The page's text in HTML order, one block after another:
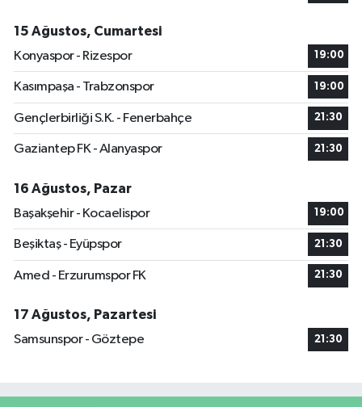
15 Ağustos, Cumartesi
Konyaspor - Rizespor
19:00
Kasımpaşa - Trabzonspor 19:00
Gençlerbirliği S.K. - Fenerbahçe 21:30
Gaziantep FK - Alanyaspor 21:30
16 Ağustos, Pazar
Başakşehir - Kocaelispor
19:00
Beşiktaş - Eyüpspor 21:30
Amed - Erzurumspor FK 21:30
17 Ağustos, Pazartesi
Samsunspor - Göztepe
21:30